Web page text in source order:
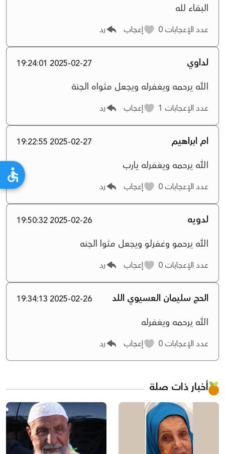
البقاء لله
عدد الإعجابات إعجاب رد
لداوي 2025-02-27 19:24:01
الله يرحمه ويغفرله ويجعل مثواه الجنة
عدد الإعجابات إعجاب رد
ام ابراهيم 2025-02-27 19:22:55
الله يرحمه ويغفرله يارب
عدد الإعجابات إعجاب رد
لدويه 2025-02-26 19:50:32
الله يرحمو وغفرلو ويجعل مثوا الجنه
عدد الإعجابات إعجاب رد
الحج سليمان العسيوي اللد 2025-02-26 19:34:13
الله يرحمه ويغفرله
عدد الإعجابات إعجاب رد
أخبار ذات صلة